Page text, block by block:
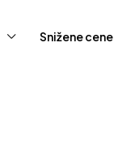
Snižene cene